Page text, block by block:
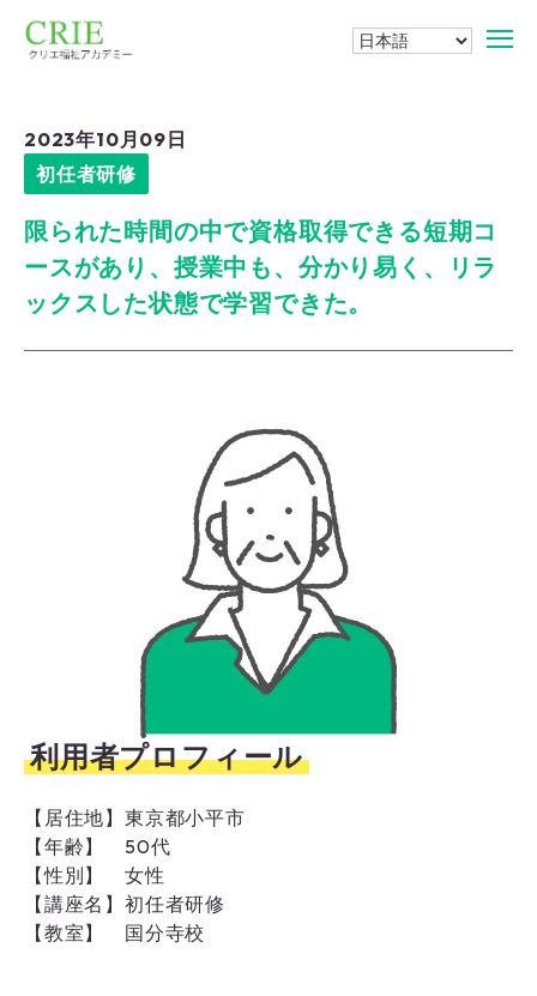
2023年10月09日
初任者研修
限られた時間の中で資格取得できる短期コ
ースがあり、授業中も、分かり易く、リラ
ックスした状態で学習できた。
利用者プロフィール
【居住地】 東京都小平市
【年齢】
50代
【性別】
女性
【講座名】 初任者研修
【教室】
国分寺校